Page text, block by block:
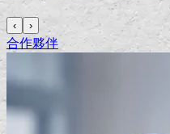
‹ ›
合作夥伴